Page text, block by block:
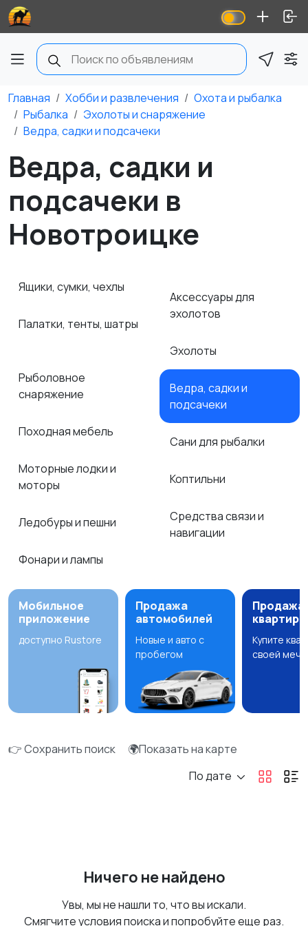
Главная Хобби и развлечения
Охота и рыбалка
Рыбалка
Эхолоты и снаряжение
Ведра, садки и подсачеки
Ведра, садки и
подсачеки в
Новотроицке
Ящики, сумки, чехлы
Палатки, тенты, шатры
Рыболовное
снаряжение
Походная мебель
Моторные лодки и
моторы
Ледобуры и пешни
Фонари и лампы
Аксессуары для
эхолотов
Эхолоты
Ведра, садки и
подсачеки
Сани для рыбалки
Коптильни
Средства связи и
навигации
Мобильное
приложение
доступно Rustore
Продажа
автомобилей
Новые и авто с
пробегом
Продажа
квартир
Купите
своей
👉 Сохранить поиск
🌍Показать на карте
По дате
Ничего не найдено
Увы, мы не нашли то, что вы искали.
Смягчите условия поиска и попробуйте еще раз.